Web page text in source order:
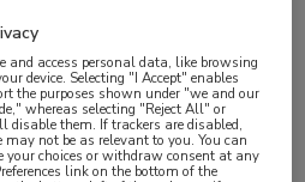
and access personal data, like browsing
device. Selecting "I Accept" enables
the purposes shown under "we and our
whereas selecting "Reject All" or
them. If trackers are disabled,
may not be as relevant to you. You can
your choices or withdraw consent at any
link on the bottom of the